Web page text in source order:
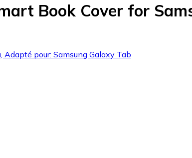
Book Cover for
Adapté pour: Samsung Galaxy Tab